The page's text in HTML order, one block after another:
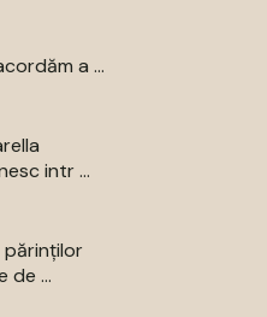
a ...
intr ...
părinților
de ...